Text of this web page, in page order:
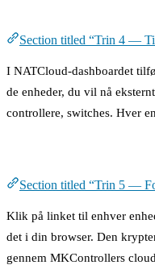
Section titled “Trin 4 —
I NATCloud-dashboardet
de enheder, du vil nå
controllere, switches. Hver
Section titled “Trin 5 —
Klik på linket til enhver
det i din browser. Den
gennem MKControllers